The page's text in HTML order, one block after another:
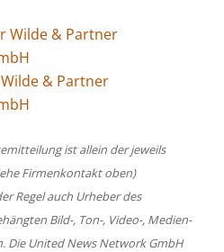
Wilde & Partner
& Partner
ist allein der jeweils
Firmenkontakt oben)
Regel auch Urheber des
Bild-, Ton-, Video-, Medien-
United News Network GmbH